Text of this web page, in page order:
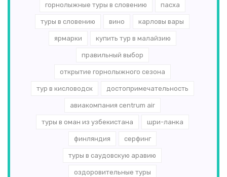
горнолыжные туры в словению пасха
туры в словению вино карловы вары
ярмарки купить тур в малайзию
правильный выбор
открытие горнолыжного сезона
тур в кисловодск достопримечательность
авиакомпания centrum air
туры в оман из узбекистана шри-ланка
финляндия серфинг
туры в саудовскую аравию
оздоровительные туры